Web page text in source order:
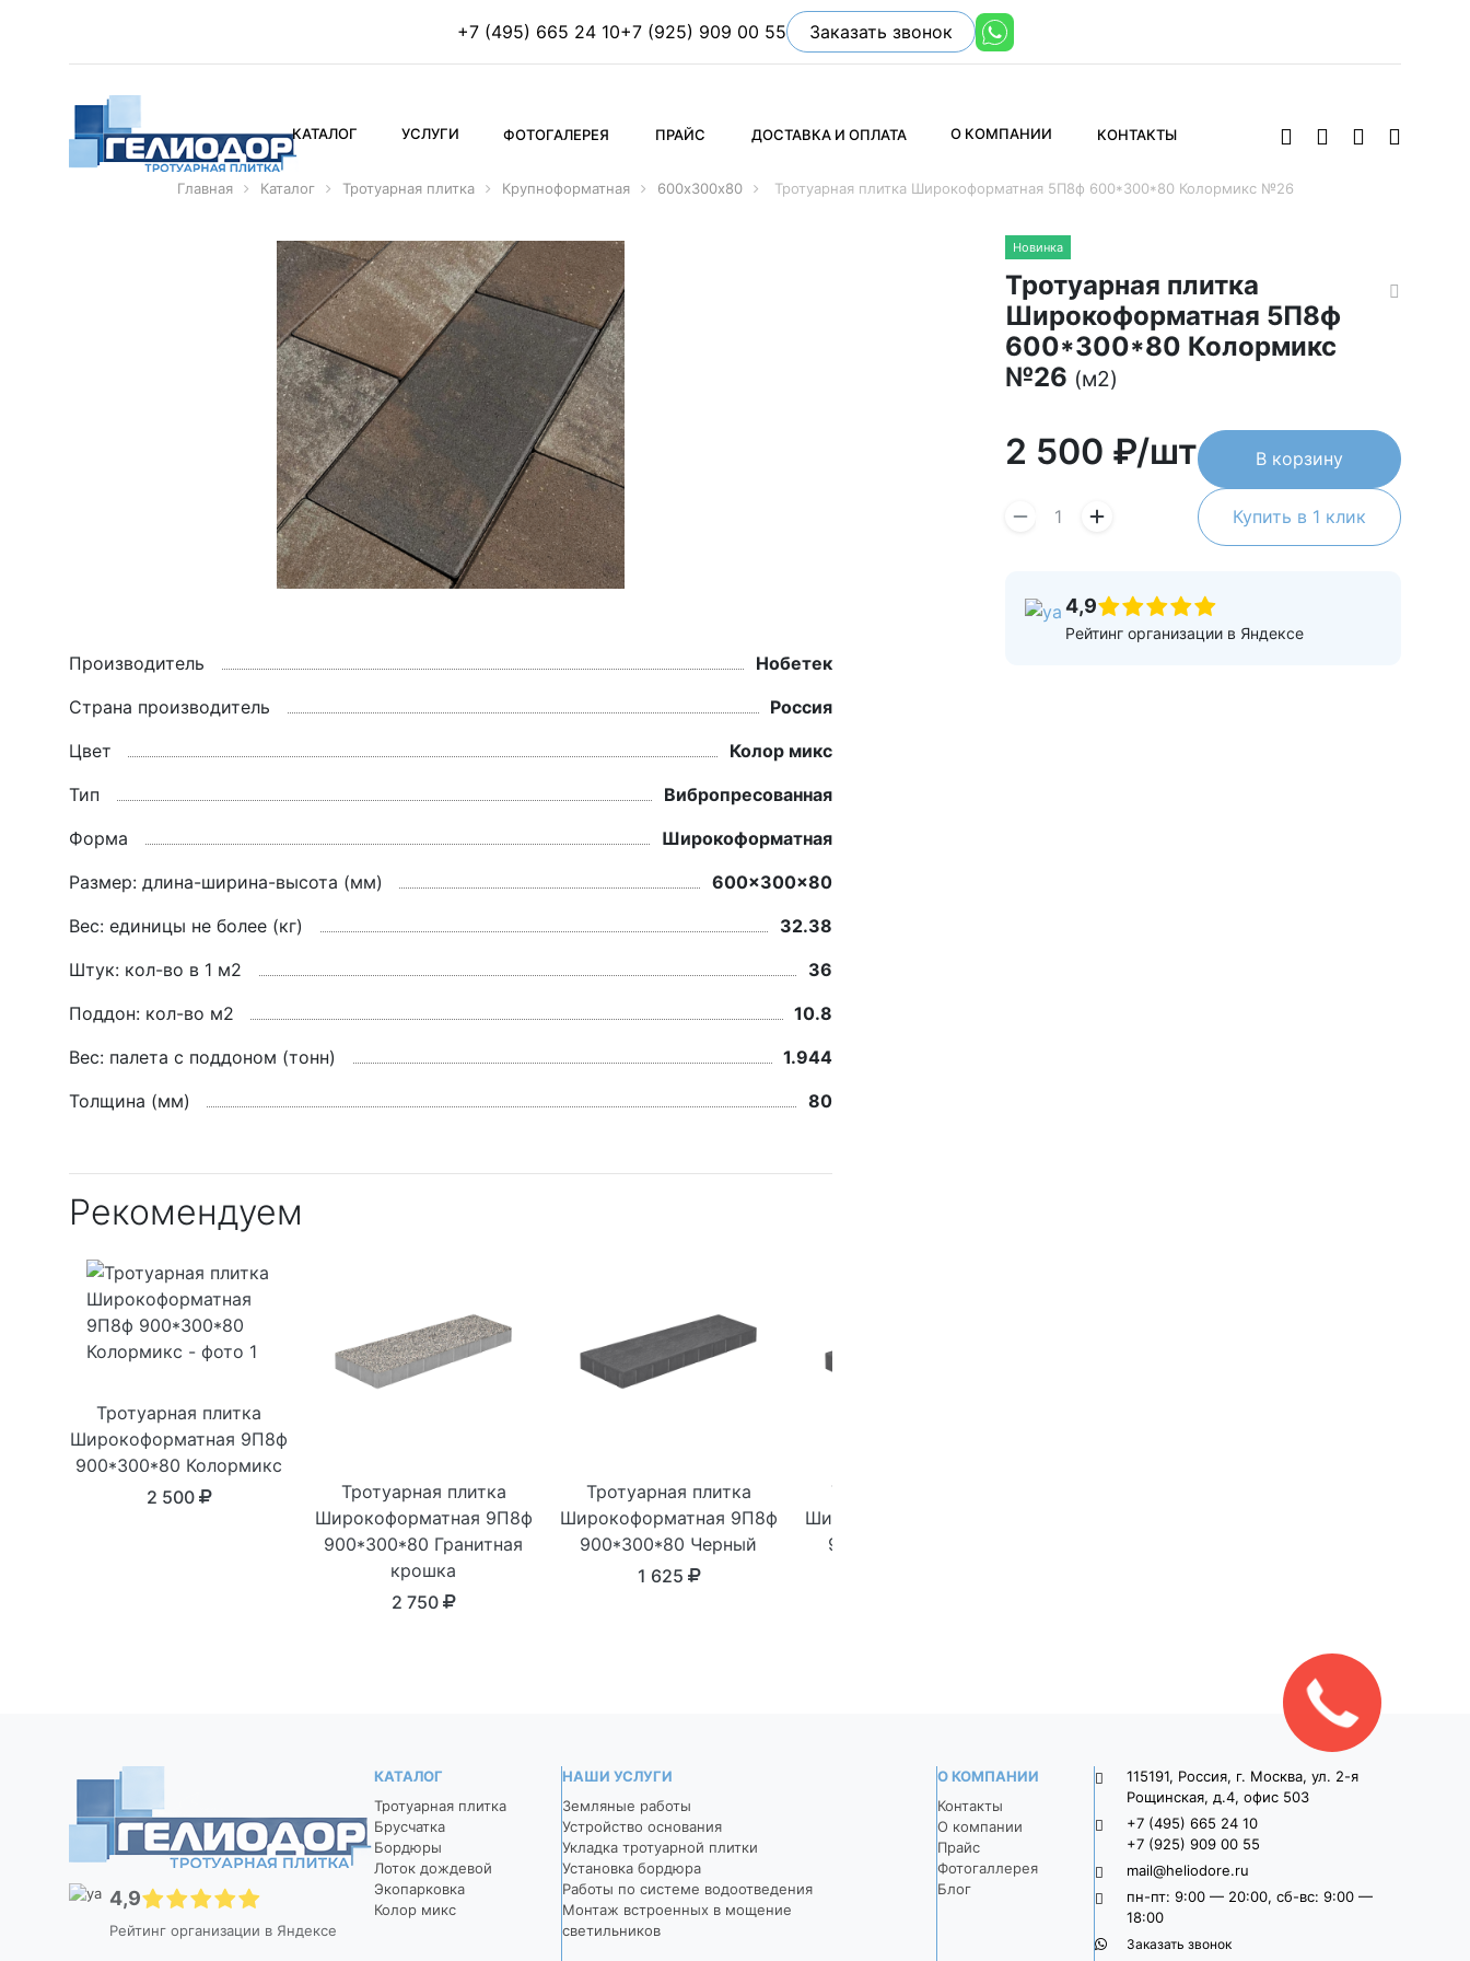
+7 (495) 665 24 10+7 (925) 909 00 55 Заказать звонок
КАТАЛОГ УСЛУГИ ФОТОГАЛЕРЕЯ ПРАЙС ДОСТАВКА И ОПЛАТА О КОМПАНИИ КОНТАКТЫ
Главная Каталог Тротуарная плитка Крупноформатная 600х300х80 Тротуарная плитка Широкоформатная 5П8ф 600*300*80 Колормикс №26
Производитель
Нобетек
Страна производитель
Россия
Цвет
Колор микс
Тип
Вибропресованная
Форма
Широкоформатная
Размер: длина-ширина-высота (мм)
600x300x80
Вес: единицы не более (кг)
32.38
Штук: кол-во в 1 м2
36
Поддон: кол-во м2
10.8
Вес: палета с поддоном (тонн)
1.944
Толщина (мм)
80
Рекомендуем
Тротуарная плитка
Широкоформатная 9П8ф
900*300*80 Колормикс
2 500
Тротуарная плитка
Широкоформатная 9П8ф
900*300*80 Гранитная
крошка
2 750
Тротуарная плитка
Широкоформатная 9П8ф
900*300*80 Черный
1 625
Тротуарная плитка
Широкоформатная 9П8ф
900*300*80 Темно-
Новинка
Тротуарная плитка
Широкоформатная 5П8ф
600*300*80 Колормикс
№26 (м2)
2 500 ₽/шт В корзину
Купить в 1 клик
4,9
Рейтинг организации в Яндексе
4,9
Рейтинг организации в Яндексе
КАТАЛОГ
Тротуарная плитка
Брусчатка
Бордюры
Лоток дождевой
Экопарковка
Колор микс
НАШИ УСЛУГИ
Земляные работы
Устройство основания
Укладка тротуарной плитки
Установка бордюра
Работы по системе водоотведения
Монтаж встроенных в мощение
светильников
О КОМПАНИИ
Контакты
О компании
Прайс
Фотогаллерея
Блог
115191, Россия, г. Москва, ул. 2-я
Рощинская, д.4, офис 503
+7 (495) 665 24 10
+7 (925) 909 00 55
mail@heliodore.ru
пн-пт: 9:00 — 20:00, сб-вс: 9:00 —
18:00
Заказать звонок